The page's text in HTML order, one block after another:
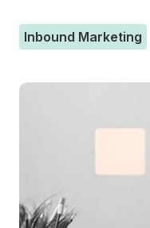
Inbound Marketing